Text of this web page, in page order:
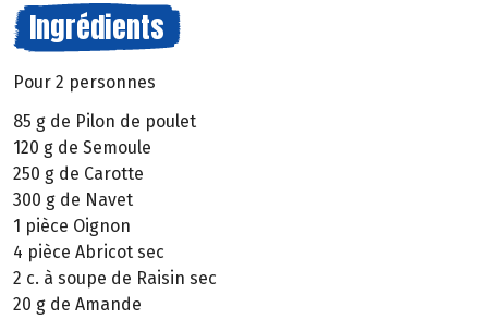
Ingrédients
Pour 2 personnes
85 g de Pilon de poulet
120 g de Semoule
250 g de Carotte
300 g de Navet
1 pièce Oignon
4 pièce Abricot sec
2 c. à soupe de Raisin sec
20 g de Amande